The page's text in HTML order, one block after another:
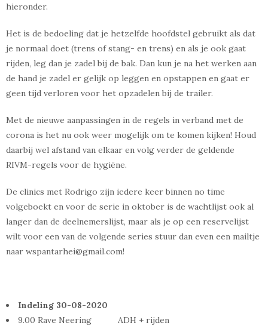
hieronder.
Het is de bedoeling dat je hetzelfde hoofdstel gebruikt als dat
je normaal doet (trens of stang- en trens) en als je ook gaat
rijden, leg dan je zadel bij de bak. Dan kun je na het werken aan
de hand je zadel er gelijk op leggen en opstappen en gaat er
geen tijd verloren voor het opzadelen bij de trailer.
Met de nieuwe aanpassingen in de regels in verband met de
corona is het nu ook weer mogelijk om te komen kijken! Houd
daarbij wel afstand van elkaar en volg verder de geldende
RIVM-regels voor de hygiëne.
De clinics met Rodrigo zijn iedere keer binnen no time
volgeboekt en voor de serie in oktober is de wachtlijst ook al
langer dan de deelnemerslijst, maar als je op een reservelijst
wilt voor een van de volgende series stuur dan even een mailtje
naar wspantarhei@gmail.com!
Indeling 30-08-2020
9.00 Rave Neering ADH + rijden